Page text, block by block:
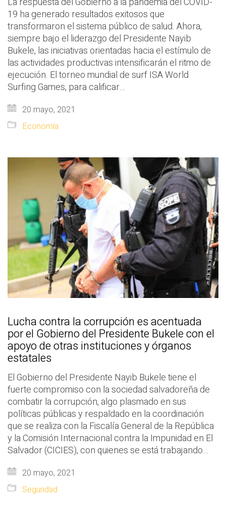
19 ha generado resultados exitosos que
transformaron el sistema público de salud. Ahora,
siempre bajo el liderazgo del Presidente Nayib
Bukele, las iniciativas orientadas hacia el estímulo de
las actividades productivas intensificarán el ritmo de
ejecución. El torneo mundial de surf ISA World
Surfing Games, para calificar…
20 mayo, 2021
Economía
Lucha contra la corrupción es acentuada
por el Gobierno del Presidente Bukele con el
apoyo de otras instituciones y órganos
estatales
El Gobierno del Presidente Nayib Bukele tiene el
fuerte compromiso con la sociedad salvadoreña de
combatir la corrupción, algo plasmado en sus
políticas públicas y respaldado en la coordinación
que se realiza con la Fiscalía General de la República
y la Comisión Internacional contra la Impunidad en El
Salvador (CICIES), con quienes se está trabajando…
20 mayo, 2021
Seguridad